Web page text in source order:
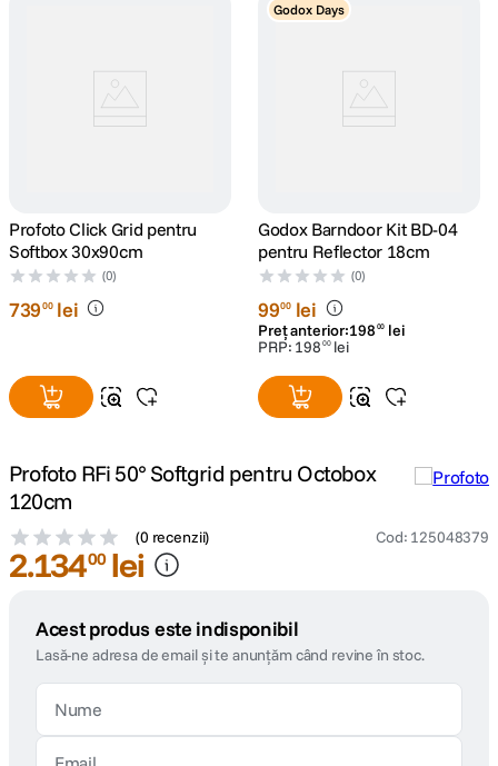
9. dji mic mini
10 . dji osmo
Profoto Click Grid pentru
Softbox 30x90cm
(0)
73900 lei
Godox Days
Godox Barndoor Kit BD-04
pentru Reflector 18cm
(0)
9900 lei
Preț anterior:198 00 lei
PRP: 198 00 lei
Profoto RFi 50° Softgrid pentru Octobox
120cm
(0 recenzii) Cod: 125048379
2.13400 lei
Acest produs este indisponibil
Lasă-ne adresa de email și te anunțăm când revine în stoc.